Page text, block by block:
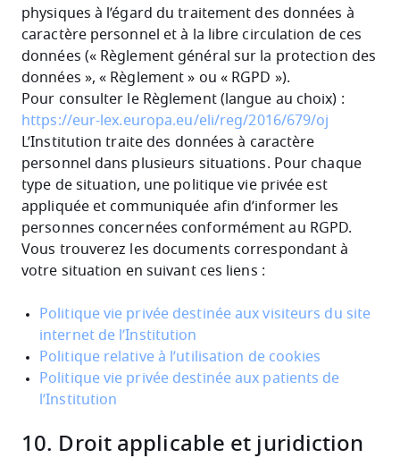
physiques à l’égard du traitement des données à
caractère personnel et à la libre circulation de ces
données (« Règlement général sur la protection des
données », « Règlement » ou « RGPD »).
Pour consulter le Règlement (langue au choix) :
https://eur-lex.europa.eu/eli/reg/2016/679/oj
L’Institution traite des données à caractère
personnel dans plusieurs situations. Pour chaque
type de situation, une politique vie privée est
appliquée et communiquée afin d’informer les
personnes concernées conformément au RGPD.
Vous trouverez les documents correspondant à
votre situation en suivant ces liens :
Politique vie privée destinée aux visiteurs du site
internet de l’Institution
Politique relative à l’utilisation de cookies
Politique vie privée destinée aux patients de
l’Institution
10. Droit applicable et juridiction